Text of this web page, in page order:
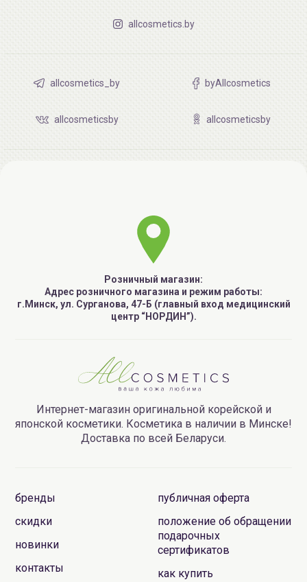
allcosmetics.by
allcosmetics_by byAllcosmetics
allcosmeticsby allcosmeticsby
Розничный магазин:
Адрес розничного магазина и режим работы:
г.Минск, ул. Сурганова, 47-Б (главный вход медицинский
центр “НОРДИН”).
Интернет-магазин оригинальной корейской и
японской косметики. Косметика в наличии в Минске!
Доставка по всей Беларуси.
бренды
скидки
новинки
контакты
публичная оферта
положение об обращении
подарочных
сертификатов
как купить